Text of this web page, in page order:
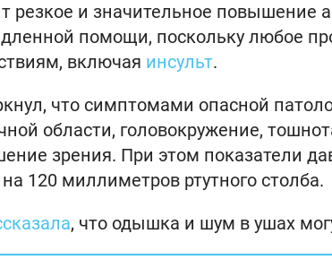
резкое и значительное повышение
помощи, поскольку любое
включая инсульт.
что симптомами опасной
области, головокружение,
зрения. При этом показатели
120 миллиметров ртутного столба.
, что одышка и шум в ушах